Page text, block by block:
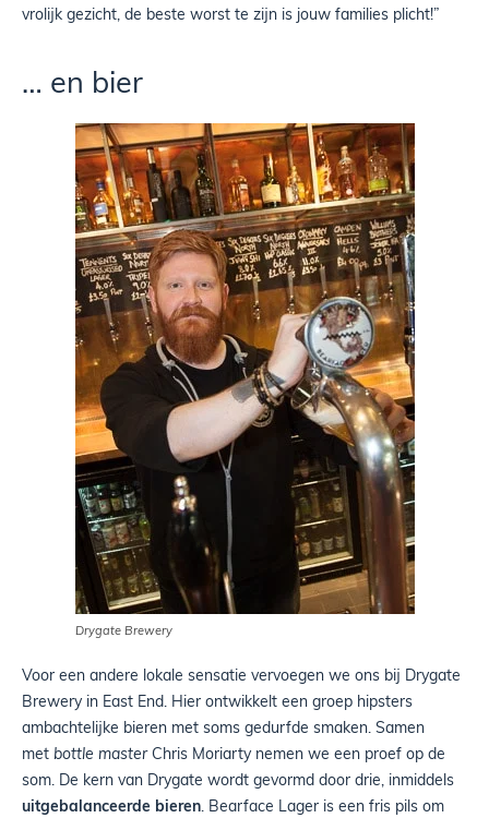
vrolijk gezicht, de beste worst te zijn is jouw families plicht!”
… en bier
Drygate Brewery
Voor een andere lokale sensatie vervoegen we ons bij Drygate
Brewery in East End. Hier ontwikkelt een groep hipsters
ambachtelijke bieren met soms gedurfde smaken. Samen
met bottle masterChris Moriarty nemen we een proef op de
som. De kern van Drygate wordt gevormd door drie, inmiddels
uitgebalanceerde bieren. Bearface Lager is een fris pils om